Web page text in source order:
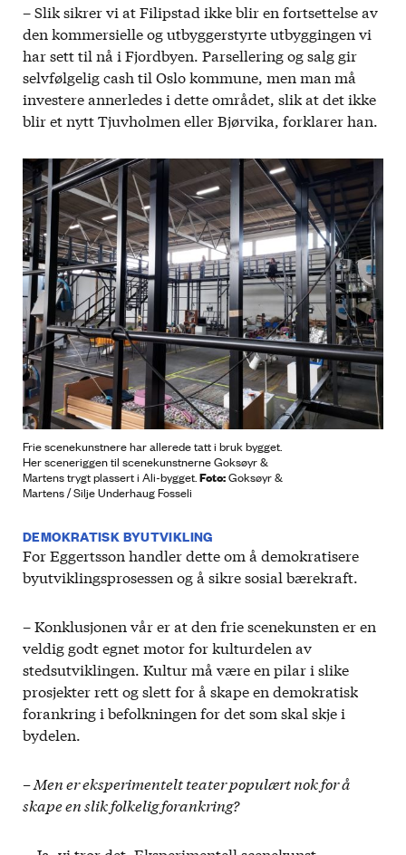
– Slik sikrer vi at Filipstad ikke blir en fortsettelse av
den kommersielle og utbyggerstyrte utbyggingen vi
har sett til nå i Fjordbyen. Parsellering og salg gir
selvfølgelig cash til Oslo kommune, men man må
investere annerledes i dette området, slik at det ikke
blir et nytt Tjuvholmen eller Bjørvika, forklarer han.
Frie scenekunstnere har allerede tatt i bruk bygget.
Her sceneriggen til scenekunstnerne Goksøyr &
Martens trygt plassert i Ali-bygget.Foto:Goksøyr &
Martens / Silje Underhaug Fosseli
DEMOKRATISK BYUTVIKLING
For Eggertsson handler dette om å demokratisere
byutviklingsprosessen og å sikre sosial bærekraft.
– Konklusjonen vår er at den frie scenekunsten er en
veldig godt egnet motor for kulturdelen av
stedsutviklingen. Kultur må være en pilar i slike
prosjekter rett og slett for å skape en demokratisk
forankring i befolkningen for det som skal skje i
bydelen.
– Men er eksperimentelt teater populært nok for å
skape en slik folkelig forankring?